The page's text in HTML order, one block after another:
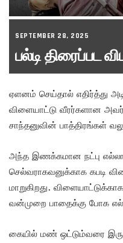
SEPTEMBER 28, 2025
பல்டி திரைப்பட
ஏளனம் செய்தால் எதிர்த்து
விளையாட்டு வீரர்களான
சாந்தனுவின் பாத்திரங்கள்
அந்த இணக்கமான நட்பு
செல்வராகவனுக்காக கபடி
மாறுகிறது.
வன்முறை பாதைக்கு போக
கையில் மண் ஒட்டும்வரை